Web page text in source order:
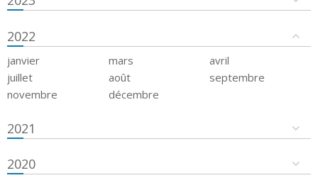
2022
janvier mars
avril
juillet
août
septembre
novembre
décembre
2021
2020